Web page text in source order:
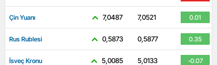
Çin Yuanı 7,0487 7,0521 0.01
Rus Rublesi 0,5873 0,5877 0.35
İsveç Kronu 5,0085 5,0133 -0.07